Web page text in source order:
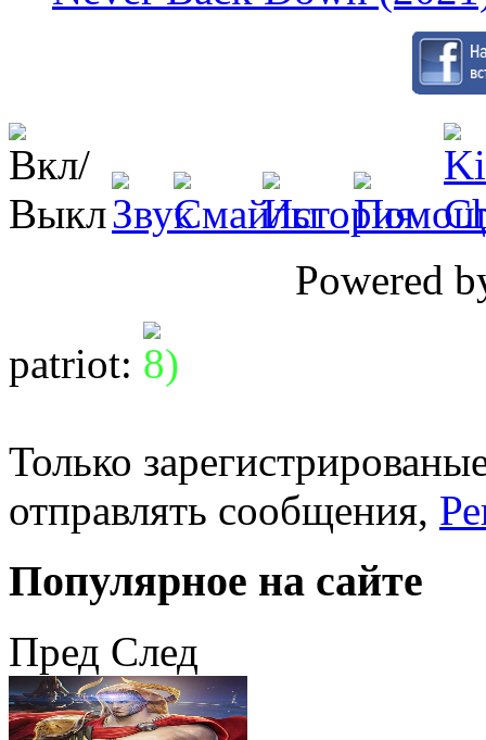
Powered
patriot:
Только
отправлять сообщения,
Популярное на сайте
Пред След